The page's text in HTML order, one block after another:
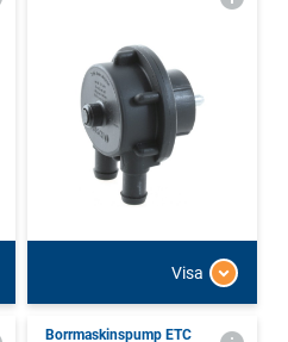
Visa
Borrmaskinspump ETC